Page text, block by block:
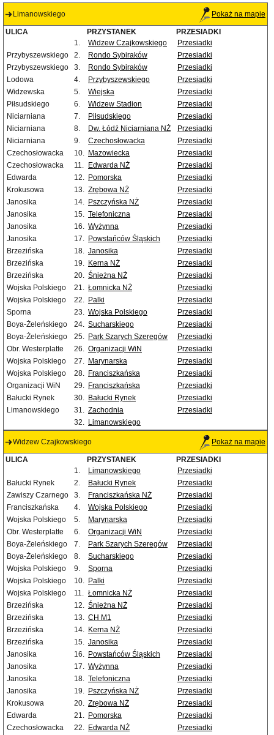
Limanowskiego Pokaż na mapie
ULICA PRZYSTANEK
PRZESIADKI
1.
Widzew Czajkowskiego
Przesiadki
Przybyszewskiego
2. Rondo Sybiraków
Przesiadki
Przybyszewskiego
3. Rondo Sybiraków
Przesiadki
Lodowa
4. Przybyszewskiego
Przesiadki
Widzewska
5. Wiejska
Przesiadki
Piłsudskiego
6. Widzew Stadion
Przesiadki
Niciarniana
7. Piłsudskiego
Przesiadki
Niciarniana
8. Dw. Łódź Niciarniana NŻ
Przesiadki
Niciarniana
9. Czechosłowacka
Przesiadki
Czechosłowacka
10. Mazowiecka
Przesiadki
Czechosłowacka
11. Edwarda NŻ
Przesiadki
Edwarda
12. Pomorska
Przesiadki
Krokusowa
13. Zrębowa NŻ
Przesiadki
Janosika
14. Pszczyńska NŻ
Przesiadki
Janosika
15. Telefoniczna
Przesiadki
Janosika
16. Wyżynna
Przesiadki
Janosika
17. Powstańców Śląskich
Przesiadki
Brzezińska
18. Janosika
Przesiadki
Brzezińska
19. Kerna NŻ
Przesiadki
Brzezińska
20. Śnieżna NŻ
Przesiadki
Wojska Polskiego
21. Łomnicka NŻ
Przesiadki
Wojska Polskiego
22. Palki
Przesiadki
Sporna
23. Wojska Polskiego
Przesiadki
Boya-Żeleńskiego
24. Sucharskiego
Przesiadki
Boya-Żeleńskiego
25. Park Szarych Szeregów
Przesiadki
Obr. Westerplatte
26. Organizacji WiN
Przesiadki
Wojska Polskiego
27. Marynarska
Przesiadki
Wojska Polskiego
28. Franciszkańska
Przesiadki
Organizacji WiN
29. Franciszkańska
Przesiadki
Bałucki Rynek
30. Bałucki Rynek
Przesiadki
Limanowskiego
31. Zachodnia
Przesiadki
32. Limanowskiego
Widzew Czajkowskiego Pokaż na mapie
ULICA PRZYSTANEK
PRZESIADKI
1.
Limanowskiego
Przesiadki
Bałucki Rynek
2. Bałucki Rynek
Przesiadki
Zawiszy Czarnego
3. Franciszkańska NŻ
Przesiadki
Franciszkańska
4. Wojska Polskiego
Przesiadki
Wojska Polskiego
5. Marynarska
Przesiadki
Obr. Westerplatte
6. Organizacji WiN
Przesiadki
Boya-Żeleńskiego
7. Park Szarych Szeregów
Przesiadki
Boya-Żeleńskiego
8. Sucharskiego
Przesiadki
Wojska Polskiego
9. Sporna
Przesiadki
Wojska Polskiego
10. Palki
Przesiadki
Wojska Polskiego
11. Łomnicka NŻ
Przesiadki
Brzezińska
12. Śnieżna NŻ
Przesiadki
Brzezińska
13. CH M1
Przesiadki
Brzezińska
14. Kerna NŻ
Przesiadki
Brzezińska
15. Janosika
Przesiadki
Janosika
16. Powstańców Śląskich
Przesiadki
Janosika
17. Wyżynna
Przesiadki
Janosika
18. Telefoniczna
Przesiadki
Janosika
19. Pszczyńska NŻ
Przesiadki
Krokusowa
20. Zrębowa NŻ
Przesiadki
Edwarda
21. Pomorska
Przesiadki
Czechosłowacka
22. Edwarda NŻ
Przesiadki